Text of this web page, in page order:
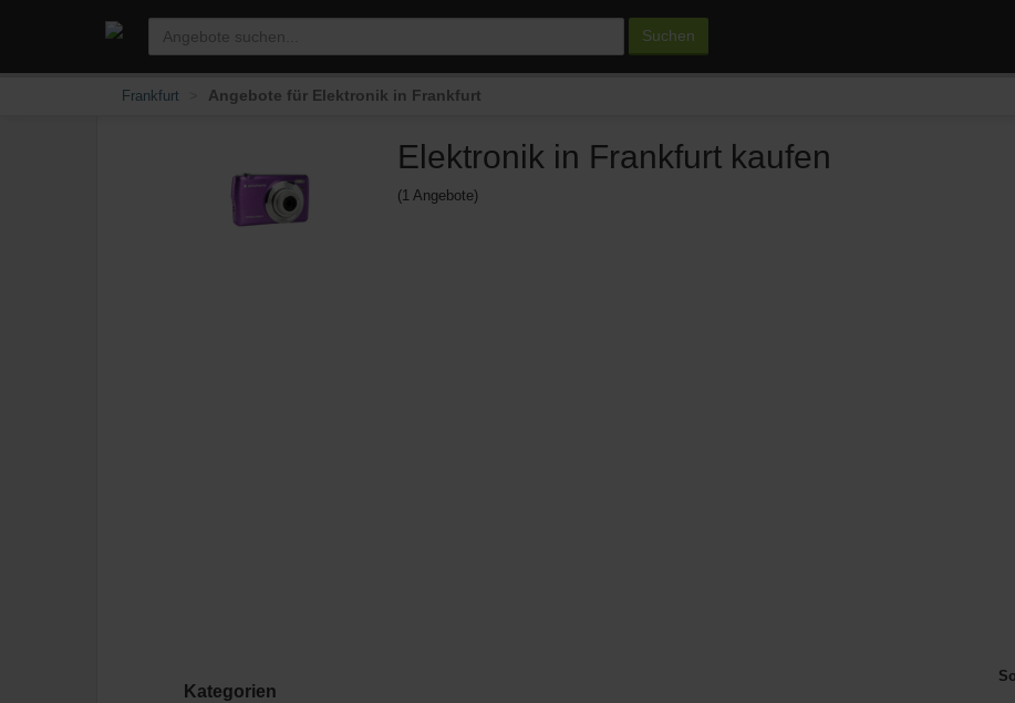
Suchen
Frankfurt Angebote für Elektronik in Frankfurt
Elektronik in Frankfurt kaufen
(1 Angebote)
Kategorien